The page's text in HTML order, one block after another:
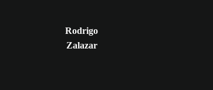
Rodrigo
Zalazar